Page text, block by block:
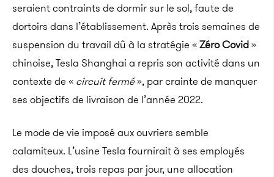
seraient contraints de dormir sur le sol, faute de
dortoirs dans l’établissement. Après trois semaines de
suspension du travail dû à la stratégie «Zéro Covid»
chinoise, Tesla Shanghai a repris son activité dans un
contexte de « circuit fermé», par crainte de manquer
ses objectifs de livraison de l’année 2022.
Le mode de vie imposé aux ouvriers semble
calamiteux. L’usine Tesla fournirait à ses employés
des douches, trois repas par jour, une allocation